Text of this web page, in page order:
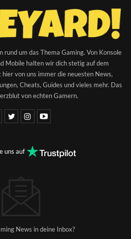
rund um das Thema Gaming. Von Konsole
Mobile halten wir dich stetig auf dem
von uns immer die neuesten News,
Cheats, Guides und vieles mehr. Das
von echten Gamern.
uns auf
News in deine Inbox?